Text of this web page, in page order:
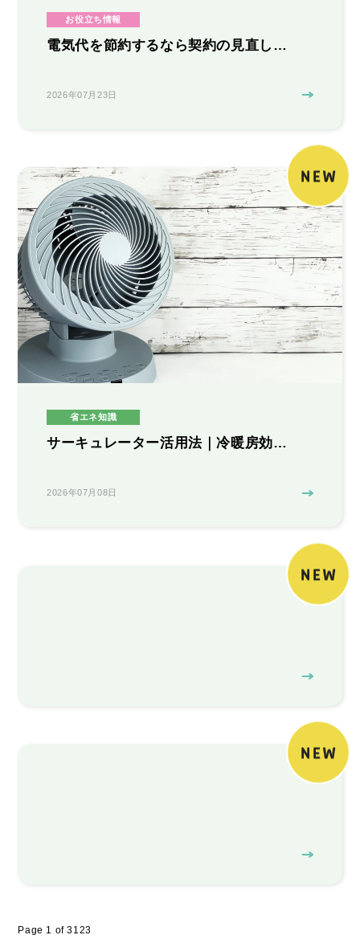
お役立ち情報
電気代を節約するなら契約の見直し…
2026年07月23日
省エネ知識
サーキュレーター活用法｜冷暖房効…
2026年07月08日
Page 1 of 3123